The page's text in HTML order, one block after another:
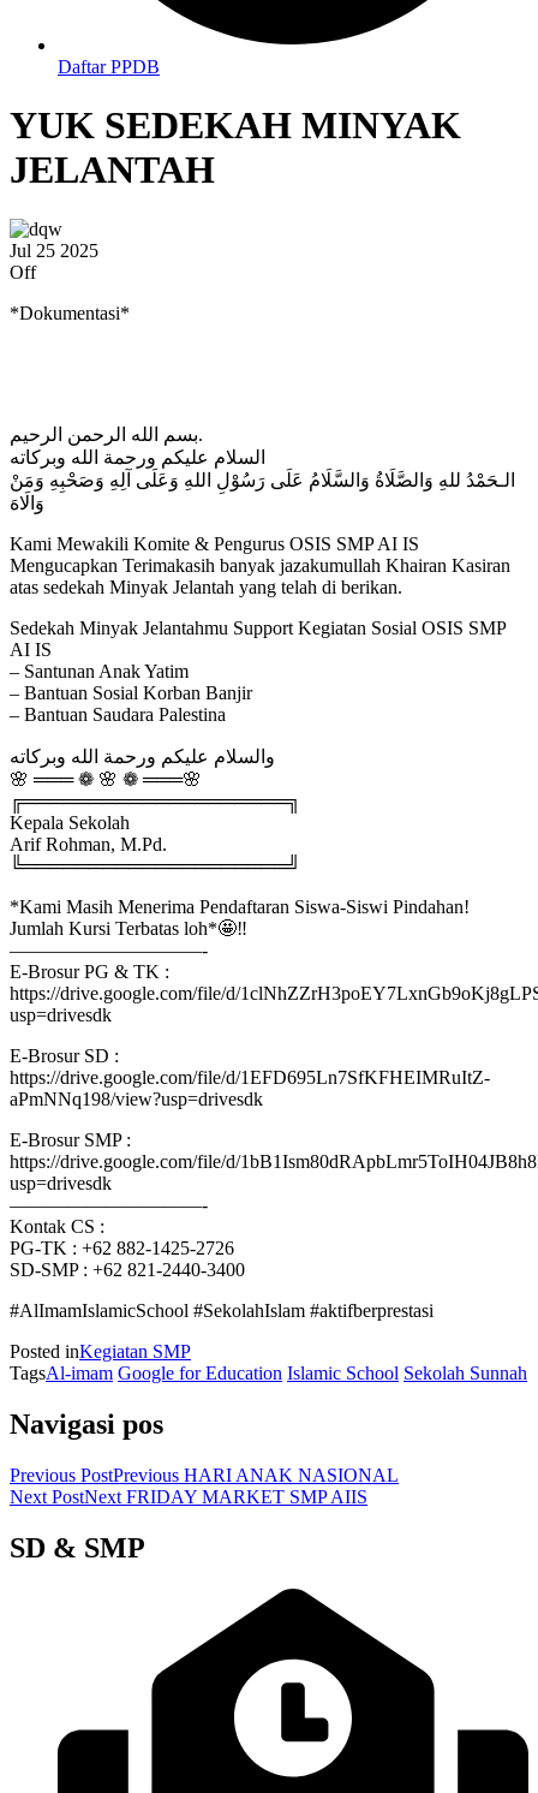
Daftar PPDB
YUK SEDEKAH MINYAK
JELANTAH
Jul 25 2025
Off
*Dokumentasi*
بسم الله الرحمن الرحيم.
السلام عليكم ورحمة الله وبركاته
الـحَمْدُ للهِ وَالصَّلَاةُ وَالسَّلَامُ عَلَى رَسُوْلِ اللهِ وَعَلَى آلِهِ وَصَحْبِهِ وَمَنْ
وَالَاهَ
Kami Mewakili Komite & Pengurus OSIS SMP AI IS
Mengucapkan Terimakasih banyak jazakumullah Khairan Kasiran
atas sedekah Minyak Jelantah yang telah di berikan.
Sedekah Minyak Jelantahmu Support Kegiatan Sosial OSIS SMP
AI IS
– Santunan Anak Yatim
– Bantuan Sosial Korban Banjir
– Bantuan Saudara Palestina
والسلام عليكم ورحمة الله وبركاته
🌸 ═══ ❁ 🌸 ❁ ═══🌸
╔════════════════════╗
Kepala Sekolah
Arif Rohman, M.Pd.
╚════════════════════╝
*Kami Masih Menerima Pendaftaran Siswa-Siswi Pindahan!
Jumlah Kursi Terbatas loh*🤩‼
——————————-
E-Brosur PG & TK :
https://drive.google.com/file/d/
usp=drivesdk
E-Brosur SD :
https://drive.google.com/file/d/1EFD695Ln7SfKFHEIMRuItZ-
aPmNNq198/view?usp=drivesdk
E-Brosur SMP :
https://drive.google.com/file/d/
usp=drivesdk
——————————-
Kontak CS :
PG-TK : ‪‪‪+62 882-1425-2726‬‬‬
SD-SMP : ‪‪‪+62 821-2440-3400‬‬‬
#AlImamIslamicSchool #SekolahIslam #aktifberprestasi
Posted inKegiatan SMP
TagsAl-imam Google for Education Islamic School Sekolah Sunnah
Navigasi pos
Previous PostPrevious HARI ANAK NASIONAL
Next PostNext FRIDAY MARKET SMP AIIS
SD & SMP